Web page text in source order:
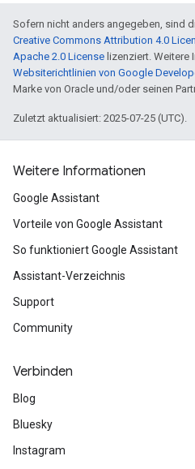
Sofern nicht anders angegeben, sind
Creative Commons Attribution 4.0
Apache 2.0 License lizenziert. Weitere
Websiterichtlinien von Google
Marke von Oracle und/oder seinen
Zuletzt aktualisiert: 2025-07-25 (UTC).
Weitere Informationen
Google Assistant
Vorteile von Google Assistant
So funktioniert Google Assistant
Assistant-Verzeichnis
Support
Community
Verbinden
Blog
Bluesky
Instagram